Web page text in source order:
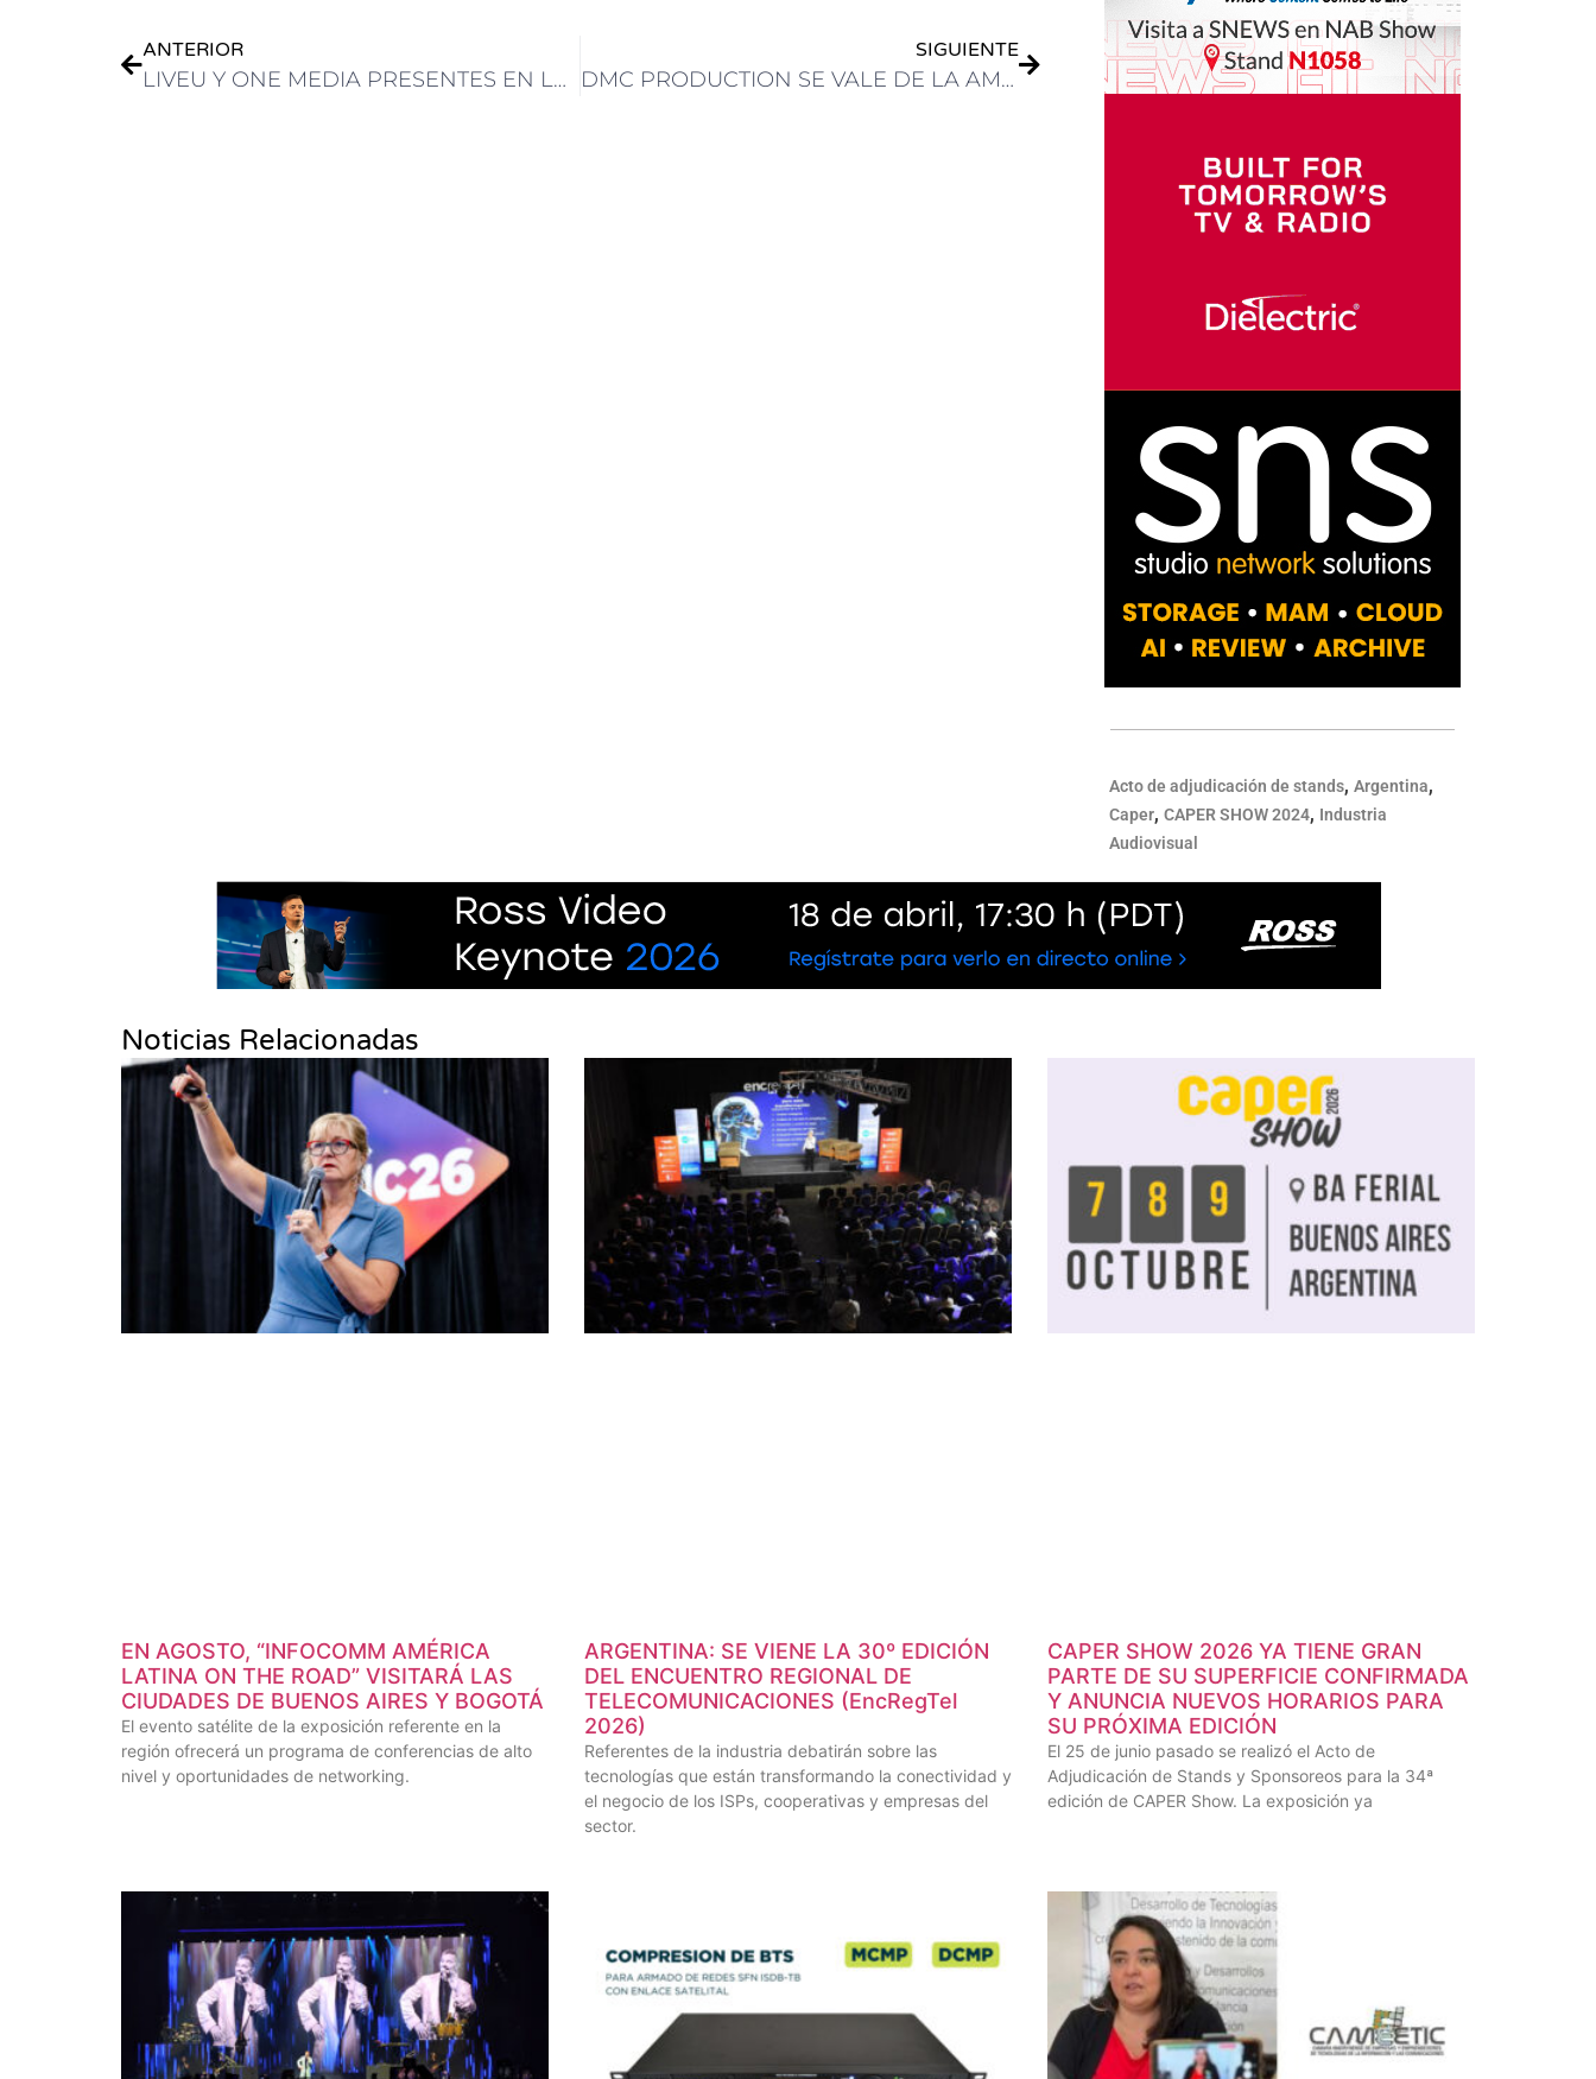
ANTERIOR
LIVEU Y ONE MEDIA PRESENTES EN LA TRANSMISIÓN DE ELECCIONES PRESIDENCIALES DE MÉXICO
SIGUIENTE
DMC PRODUCTION SE VALE DE LA AMPP DE GRASS VALLEY PARA LA PRODUCCIÓN REMOTA DEL CAMPEONATO RALLYX MOTORSPORTS
Acto de adjudicación de stands,Argentina,
Caper,CAPER SHOW 2024, Industria
Audiovisual
Noticias Relacionadas
EN AGOSTO, “INFOCOMM AMÉRICA
LATINA ON THE ROAD” VISITARÁ LAS
CIUDADES DE BUENOS AIRES Y BOGOTÁ
El evento satélite de la exposición referente en la
región ofrecerá un programa de conferencias de alto
nivel y oportunidades de networking.
ARGENTINA: SE VIENE LA 30º EDICIÓN
DEL ENCUENTRO REGIONAL DE
TELECOMUNICACIONES (EncRegTel
2026)
Referentes de la industria debatirán sobre las
tecnologías que están transformando la conectividad y
el negocio de los ISPs, cooperativas y empresas del
sector.
CAPER SHOW 2026 YA TIENE GRAN
PARTE DE SU SUPERFICIE CONFIRMADA
Y ANUNCIA NUEVOS HORARIOS PARA
SU PRÓXIMA EDICIÓN
El 25 de junio pasado se realizó el Acto de
Adjudicación de Stands y Sponsoreos para la 34ª
edición de CAPER Show. La exposición ya